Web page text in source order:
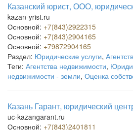
Казанский юрист, ООО,
kazan-yrist.ru
Основной: +7(843)2922315
Основной: +7(843)2904165
Основной: +79872904165
Раздел: Юридические услуги,
Теги: Агентства недвижимости,
недвижимости - земли, Оценка
Казань Гарант, юридический
uc-kazangarant.ru
Основной: +7(843)2401811